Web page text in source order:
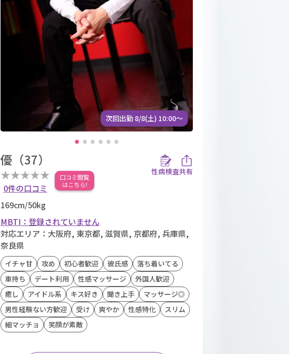
次回出勤 8/8(土) 10:00〜
優（37）
★★★★★
0件の口コミ
口コミ閲覧
はこちら!
169cm/50kg
MBTI：登録されていません
対応エリア：大阪府, 東京都, 滋賀県, 京都府, 兵庫県,
奈良県
イチャ甘 攻め 初心者歓迎 彼氏感
落ち着いてる
車持ち
デート利用 性感マッサージ
外国人歓迎
癒し
アイドル系 キス好き 聞き上手
マッサージ◎
男性経験ない方歓迎
受け 爽やか 性感特化
スリム
細マッチョ
笑顔が素敵
性病検査共有